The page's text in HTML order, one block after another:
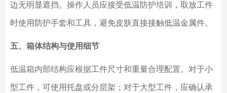
边无明显遮挡。操作人员应接受低温防护培训，取放工件
时使用防护手套和工具，避免皮肤直接接触低温金属件。
五、箱体结构与使用细节
低温箱内部结构应根据工件尺寸和重量合理配置。对于小
型工件，可使用托盘或分层架；对于大型工件，应确认承